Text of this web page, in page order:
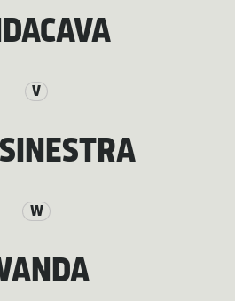
V
W